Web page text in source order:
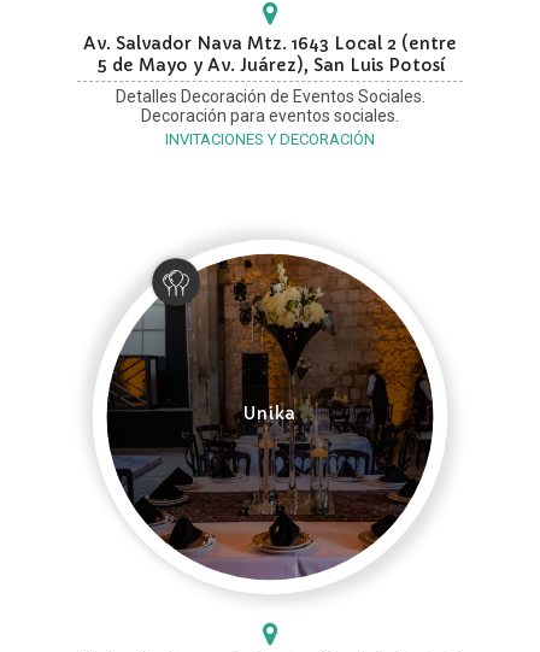
Av. Salvador Nava Mtz. 1643 Local 2 (entre
5 de Mayo y Av. Juárez), San Luis Potosí
Detalles Decoración de Eventos Sociales.
Decoración para eventos sociales.
INVITACIONES Y DECORACIÓN
Unika